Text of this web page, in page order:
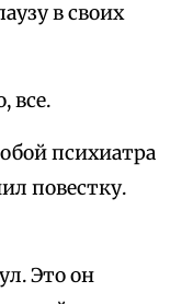
в своих
все.
психиатра
повестку.
Это он